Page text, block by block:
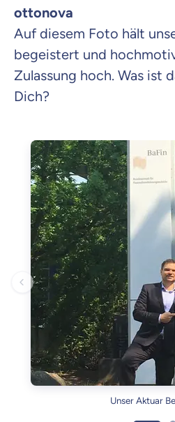
ottonova
Auf diesem Foto hält
begeistert und
Zulassung hoch. Was ist
Dich?
Unser Aktuar